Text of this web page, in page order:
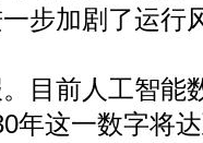
步加剧了运行
前人工智能
年这一数字将